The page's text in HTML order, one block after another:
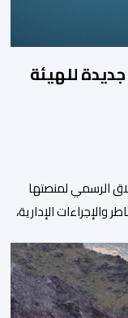
للهيئة
الرسمي لمنصتها
والإجراءات الإدارية،
وذكر بلاغ للهيئة أن
الرامية إلى التحديث